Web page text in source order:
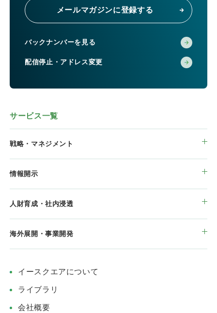
メールマガジンに登録する
バックナンバーを見る
配信停止・アドレス変更
サービス一覧
戦略・マネジメント
情報開示
人財育成・社内浸透
海外展開・事業開発
イースクエアについて
ライブラリ
会社概要